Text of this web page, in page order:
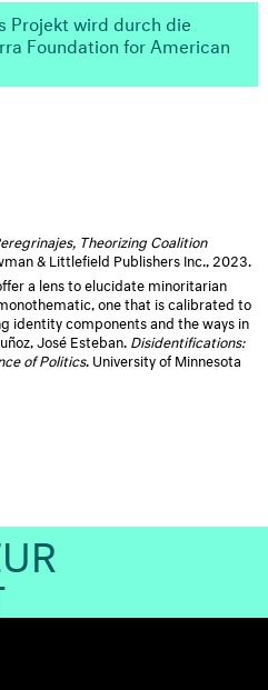
Projekt wird durch die
Foundation for American
Theorizing Coalition
& Littlefield Publishers Inc., 2023.
a lens to elucidate minoritarian
one that is calibrated to
identity components and the ways in
José Esteban. Disidentifications:
of Politics. University of Minnesota